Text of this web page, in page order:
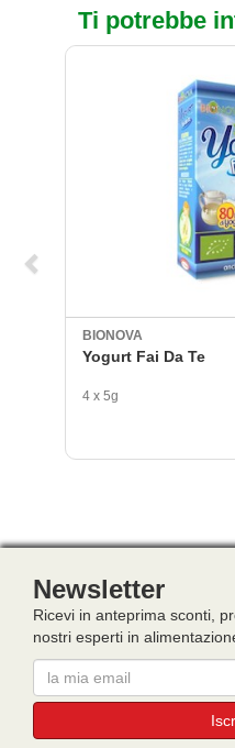
Ti potrebbe
BIONOVA
Yogurt Fai Da Te
4 x 5g
Newsletter
Ricevi in anteprima sconti,
nostri esperti in
Email